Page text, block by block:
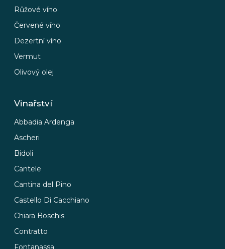
Růžové víno
Červené víno
Dezertní víno
Vermut
Olivový olej
Vinařství
Abbadia Ardenga
Ascheri
Bidoli
Cantele
Cantina del Pino
Castello Di Cacchiano
Chiara Boschis
Contratto
Fontanassa